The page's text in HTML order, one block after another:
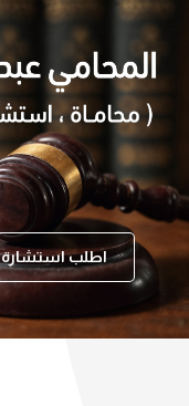
اطلب استشارة